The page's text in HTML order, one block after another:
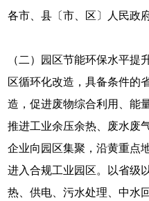
各市、县〔市、区〕人民政
（二）园区节能环保水平提
区循环化改造，具备条件的
造，促进废物综合利用、能
推进工业余压余热、废水废
企业向园区集聚，沿黄重点
进入合规工业园区。以省级
热、供电、污水处理、中水